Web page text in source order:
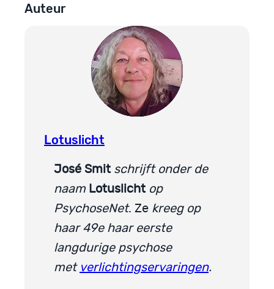
Auteur
Lotuslicht
José Smit schrijft onder de
naam Lotuslicht op
PsychoseNet. Ze kreeg op
haar 49e haar eerste
langdurige psychose
met verlichtingservaringen.